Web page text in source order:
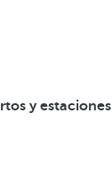
y estaciones